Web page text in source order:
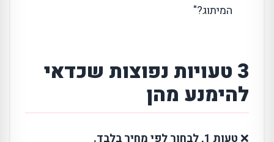
המיתוג?"
3 טעויות נפוצות שכדאי
להימנע מהן